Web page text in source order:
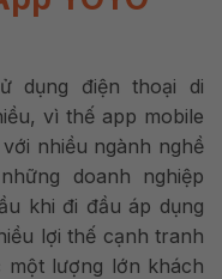
dụng điện thoại di
vì thế app mobile
nhiều ngành nghề
doanh nghiệp
khi đi đầu áp dụng
lợi thế cạnh tranh
một lượng lớn khách